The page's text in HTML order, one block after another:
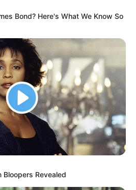
Bond? Here's What We Know So
Revealed